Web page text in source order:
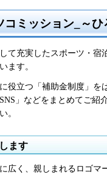
ミッション_～
て充実したスポーツ・
ます。
役立つ「補助金制度」
」などをまとめてご
。
ます
広く、親しまれるロゴマ